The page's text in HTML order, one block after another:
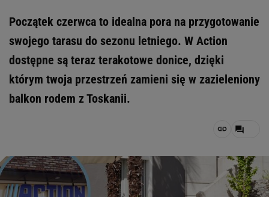
Początek czerwca to idealna pora na przygotowanie
swojego tarasu do sezonu letniego. W Action
dostępne są teraz terakotowe donice, dzięki
którym twoja przestrzeń zamieni się w zazieleniony
balkon rodem z Toskanii.